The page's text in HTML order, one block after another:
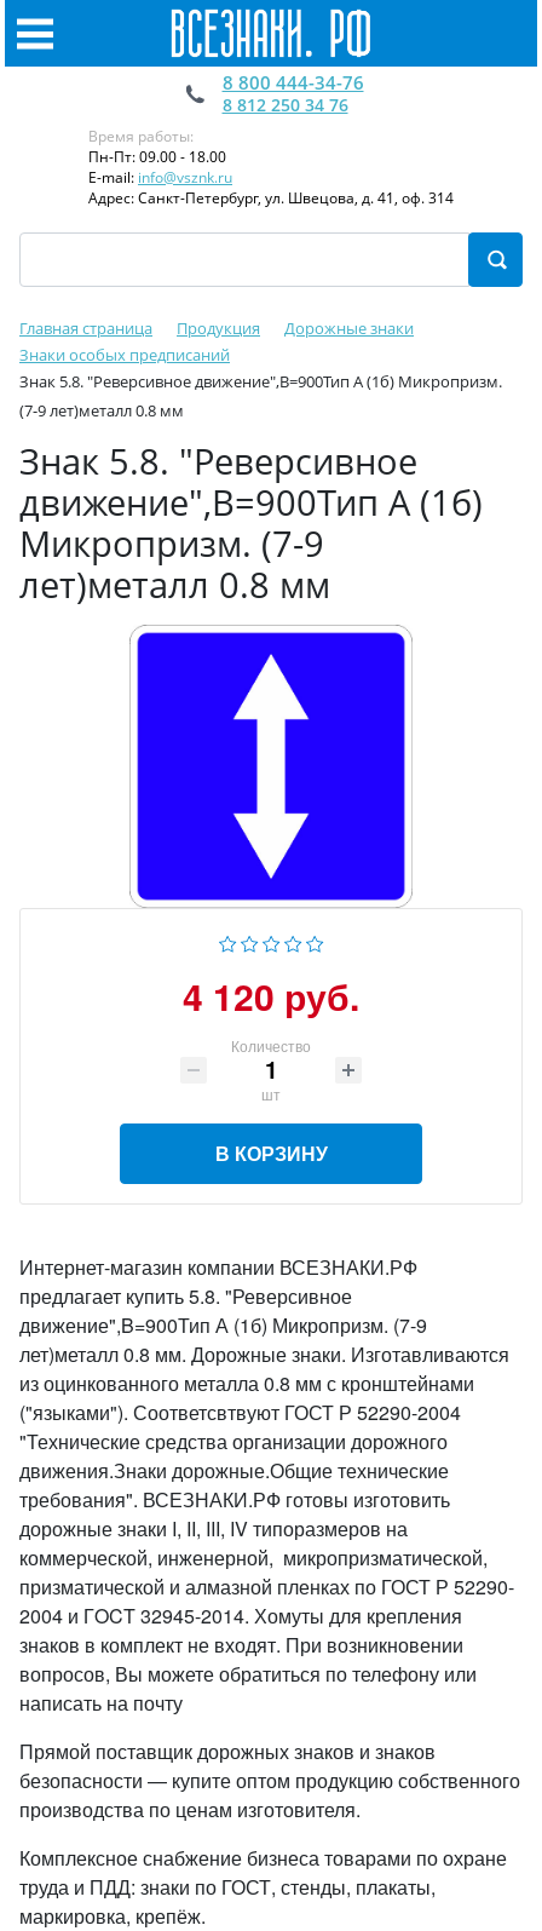
8 800 444-34-76
8 812 250 34 76
Время работы:
Пн-Пт: 09.00 - 18.00
E-mail: info@vsznk.ru
Адрес: Санкт-Петербург, ул. Швецова, д. 41, оф. 314
Главная страница Продукция
Дорожные знаки
Знаки особых предписаний
Знак 5.8. "Реверсивное движение",B=900Тип А (1б) Микропризм.
(7-9 лет)металл 0.8 мм
Знак 5.8. "Реверсивное
движение",B=900Тип А (1б)
Микропризм. (7-9
лет)металл 0.8 мм
4 120 руб.
Количество
шт
В КОРЗИНУ
Интернет-магазин компании ВСЕЗНАКИ.РФ
предлагает купить 5.8. "Реверсивное
движение",B=900Тип А (1б) Микропризм. (7-9
лет)металл 0.8 мм. Дорожные знаки. Изготавливаются
из оцинкованного металла 0.8 мм с кронштейнами
("языками"). Соответсвтвуют ГОСТ Р 52290-2004
"Технические средства организации дорожного
движения.Знаки дорожные.Общие технические
требования". ВСЕЗНАКИ.РФ готовы изготовить
дорожные знаки I, II, III, IV типоразмеров на
коммерческой, инженерной, микропризматической,
призматической и алмазной пленках по ГОСТ Р 52290-
2004 и ГOCT 32945-2014. Хомуты для крепления
знаков в комплект не входят. При возникновении
вопросов, Вы можете обратиться по телефону или
написать на почту
Прямой поставщик дорожных знаков и знаков
безопасности — купите оптом продукцию собственного
производства по ценам изготовителя.
Комплексное снабжение бизнеса товарами по охране
труда и ПДД: знаки по ГОСТ, стенды, плакаты,
маркировка, крепёж.